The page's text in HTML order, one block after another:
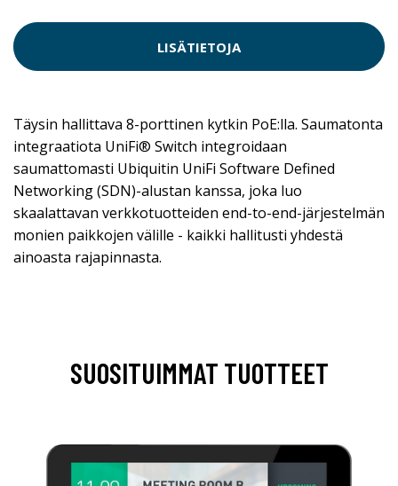
LISÄTIETOJA
Täysin hallittava 8-porttinen kytkin PoE:lla. Saumatonta
integraatiota UniFi® Switch integroidaan
saumattomasti Ubiquitin UniFi Software Defined
Networking (SDN)-alustan kanssa, joka luo
skaalattavan verkkotuotteiden end-to-end-järjestelmän
monien paikkojen välille - kaikki hallitusti yhdestä
ainoasta rajapinnasta.
SUOSITUIMMAT TUOTTEET